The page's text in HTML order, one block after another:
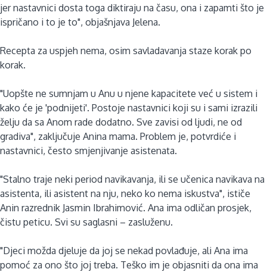
jer nastavnici dosta toga diktiraju na času, ona i zapamti što je
ispričano i to je to", objašnjava Jelena.
Recepta za uspjeh nema, osim savladavanja staze korak po
korak.
"Uopšte ne sumnjam u Anu u njene kapacitete već u sistem i
kako će je 'podnijeti'. Postoje nastavnici koji su i sami izrazili
želju da sa Anom rade dodatno. Sve zavisi od ljudi, ne od
gradiva", zaključuje Anina mama. Problem je, potvrdiće i
nastavnici, često smjenjivanje asistenata.
"Stalno traje neki period navikavanja, ili se učenica navikava na
asistenta, ili asistent na nju, neko ko nema iskustva", ističe
Anin razrednik Jasmin Ibrahimović. Ana ima odličan prosjek,
čistu peticu. Svi su saglasni – zasluženu.
"Djeci možda djeluje da joj se nekad povlađuje, ali Ana ima
pomoć za ono što joj treba. Teško im je objasniti da ona ima